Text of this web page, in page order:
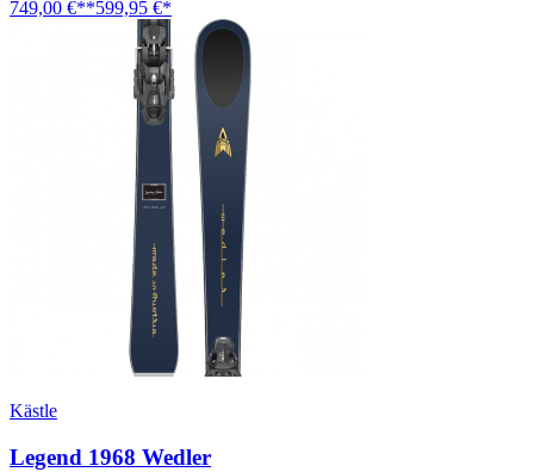
749,00 €**599,95 €*
Kästle
Legend 1968 Wedler